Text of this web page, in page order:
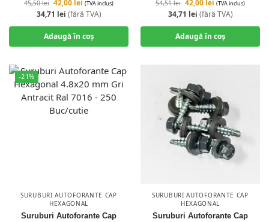
45,50lei 42,00 lei (TVA inclus)
34,71 lei (fără TVA)
Adaugă în coș
54,51lei 42,00 lei (TVA inclus)
34,71 lei (fără TVA)
Adaugă în coș
-21%
SURUBURI AUTOFORANTE CAP
HEXAGONAL
Suruburi Autoforante Cap
SURUBURI AUTOFORANTE CAP
HEXAGONAL
Suruburi Autoforante Cap